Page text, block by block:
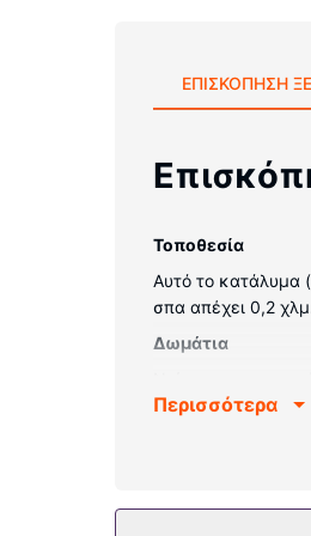
ΕΠΙΣΚΌΠΗΣΗ
Τοποθεσία
Αυτό το κατάλυμα
σπα απέχει 0,2
Δωμάτια
περιλαμβάνουν
Περισσότερα